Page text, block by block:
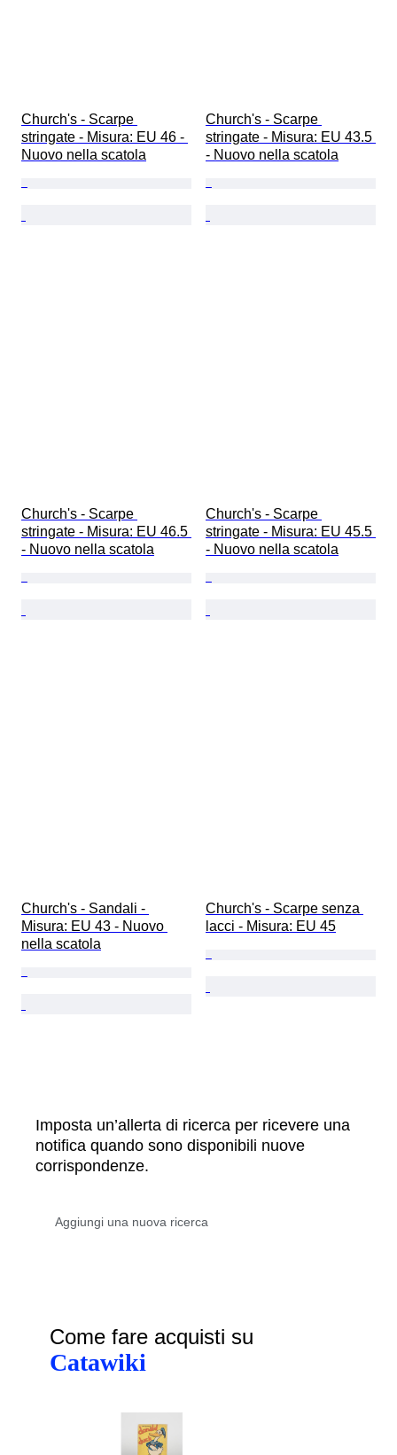
Church's - Scarpe
stringate - Misura: EU 46 -
Nuovo nella scatola
Church's - Scarpe
stringate - Misura: EU 43.5
- Nuovo nella scatola
Church's - Scarpe
stringate - Misura: EU 46.5
- Nuovo nella scatola
Church's - Scarpe
stringate - Misura: EU 45.5
- Nuovo nella scatola
Church's - Sandali -
Misura: EU 43 - Nuovo
nella scatola
Church's - Scarpe senza
lacci - Misura: EU 45
Imposta un’allerta di ricerca per ricevere una
notifica quando sono disponibili nuove
corrispondenze.
Come fare acquisti su
Catawiki